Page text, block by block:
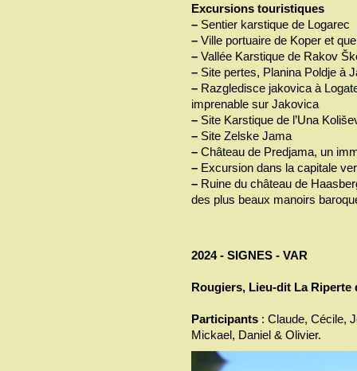
Excursions touristiques
– Sentier karstique de Logarec
– Ville portuaire de Koper et
– Vallée Karstique de Rakov
– Site pertes, Planina Poldje à
– Razgledisce jakovica à
imprenable sur Jakovica
– Site Karstique de l’Una
– Site Zelske Jama
– Château de Predjama, un
– Excursion dans la capitale
– Ruine du château de
des plus beaux manoirs
2024 - SIGNES - VAR
Rougiers, Lieu-dit La Riperte
Participants : Claude, Cécile,
Mickael, Daniel & Olivier.